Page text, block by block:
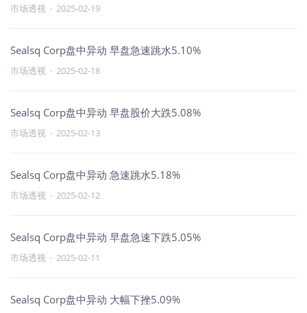
市场透视 · 2025-02-19
Sealsq Corp盘中异动 早盘急速跳水5.10%
市场透视 · 2025-02-18
Sealsq Corp盘中异动 早盘股价大跌5.08%
市场透视 · 2025-02-13
Sealsq Corp盘中异动 急速跳水5.18%
市场透视 · 2025-02-12
Sealsq Corp盘中异动 早盘急速下跌5.05%
市场透视 · 2025-02-11
Sealsq Corp盘中异动 大幅下挫5.09%